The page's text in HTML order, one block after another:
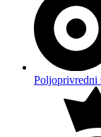
Poljoprivredni